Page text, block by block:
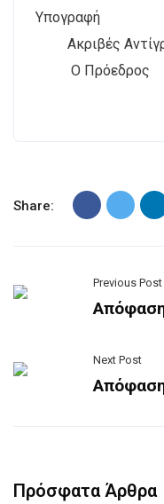
Υπογραφή
Ακριβές
Ο Πρόεδρος
Share:
Previous Post
Next Post
Πρόσφατα Άρθρα